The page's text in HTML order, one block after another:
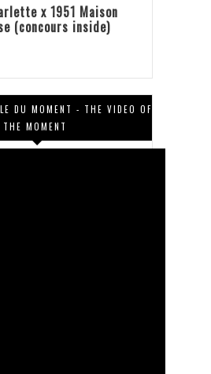
x 1951 Maison
(concours inside)
DU MOMENT - THE VIDEO OF
THE MOMENT